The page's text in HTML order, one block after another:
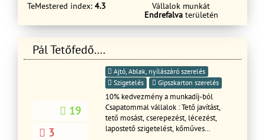
TeMestered index: 4.3
Vállalok munkát
Endrefalvaterületén
Pál Tetőfedő....
19
3
Ajtó, Ablak, nyílászáró szerelés
Szigetelés
Gipszkarton szerelés
10% kedvezmény a munkadíj-ból
Csapatommal vállalok : Tető javítást,
tető mosást, cserepezést, lécezést,
lapostető szigetelést, kőműves